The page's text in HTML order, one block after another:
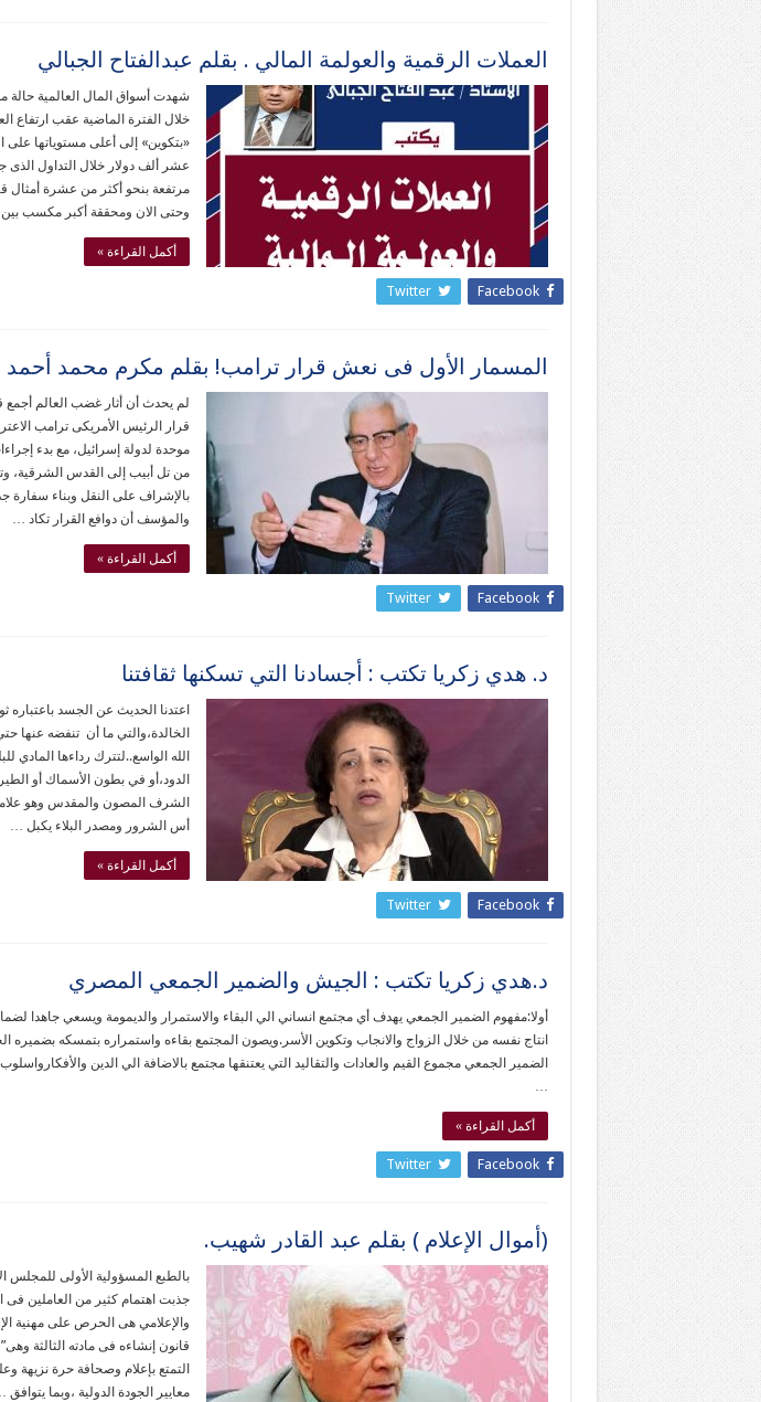
العملات الرقمية والعولمة المالي . بقلم عبدالفتاح الجبالي
شهدت أسواق المال العالمية حالة
خلال الفترة الماضية عقب ارتفاع
«بتكوين» إلى أعلى مستوياتها
عشر ألف دولار خلال التداول الذى
مرتفعة بنحو أكثر من عشرة أمثال
وحتى الان ومحققة أكبر مكسب
أكمل القراءة »
Facebook
Twitter
المسمار الأول فى نعش قرار ترامب! بقلم مكرم محمد أحمد
لم يحدث أن أثار غضب العالم أجمع
قرار الرئيس الأمريكى ترامب
موحدة لدولة إسرائيل، مع بدء
من تل أبيب إلى القدس الشرقية،
بالإشراف على النقل وبناء سفارة
والمؤسف أن دوافع القرار تكاد …
أكمل القراءة »
Facebook
Twitter
د. هدي زكريا تكتب : أجسادنا التي تسكنها ثقافتنا
اعتدنا الحديث عن الجسد باعتباره
الخالدة،والتي ما أن تنفضه
الله الواسع..لتترك رداءها المادي
الدود،أو في بطون الأسماك أو
الشرف المصون والمقدس وهو
أس الشرور ومصدر البلاء يكبل …
أكمل القراءة »
Facebook
Twitter
د.هدي زكريا تكتب : الجيش والضمير الجمعي المصري
أولا:مفهوم الضمير الجمعي يهدف أي مجتمع انساني الي البقاء والاستمرار والديمومة ويسعي جاهدا
انتاج نفسه من خلال الزواج والانجاب وتكوين الأسر.ويصون المجتمع بقاءه واستمراره بتمسكه بضميره
الضمير الجمعي مجموع القيم والعادات والتقاليد التي يعتنقها مجتمع بالاضافة الي الدين
…
أكمل القراءة »
Facebook
Twitter
(أموال الإعلام ) بقلم عبد القادر شهيب.
بالطبع المسؤولية الأولى للمجلس
جذبت اهتمام كثير من العاملين
والإعلامي هى الحرص على مهنية
قانون إنشاءه فى مادته الثالثة
التمتع بإعلام وصحافة حرة نزيهة
معايير الجودة الدولية ،وبما يتوافق